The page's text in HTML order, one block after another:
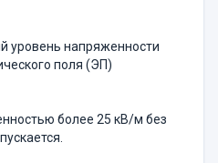
уровень напряженности
поля (ЭП)
более 25 кВ/м без